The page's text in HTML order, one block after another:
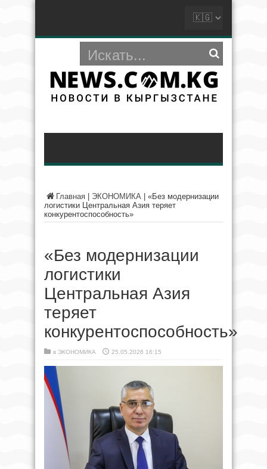
Главная ЭКОНОМИКА
«Без модернизации
логистики Центральная Азия теряет
конкурентоспособность»
«Без модернизации
логистики
Центральная Азия
теряет
конкурентоспособность»
в ЭКОНОМИКА 25.05.2026 16:15